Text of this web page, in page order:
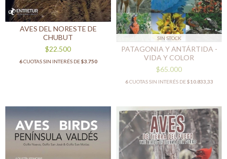
AVES DEL NORESTE DE
CHUBUT
$22.500
6CUOTAS SIN INTERÉS DE$3.750
SIN STOCK
PATAGONIA Y ANTÁRTIDA -
VIDA Y COLOR
$65.000
6CUOTAS SIN INTERÉS DE$10.833,33